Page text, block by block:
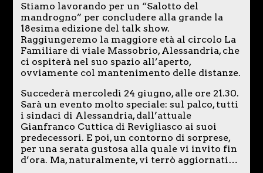
Stiamo lavorando per un “Salotto del
mandrogno” per concludere alla grande la
18esima edizione del talk show.
Raggiungeremo la maggiore età al circolo La
Familiare di viale Massobrio, Alessandria, che
ci ospiterà nel suo spazio all’aperto,
ovviamente col mantenimento delle distanze.
Succederà mercoledì 24 giugno, alle ore 21.30.
Sarà un evento molto speciale: sul palco, tutti
i sindaci di Alessandria, dall’attuale
Gianfranco Cuttica di Revigliasco ai suoi
predecessori. E poi, un contorno di sorprese,
per una serata gustosa alla quale vi invito fin
d’ora. Ma, naturalmente, vi terrò aggiornati…